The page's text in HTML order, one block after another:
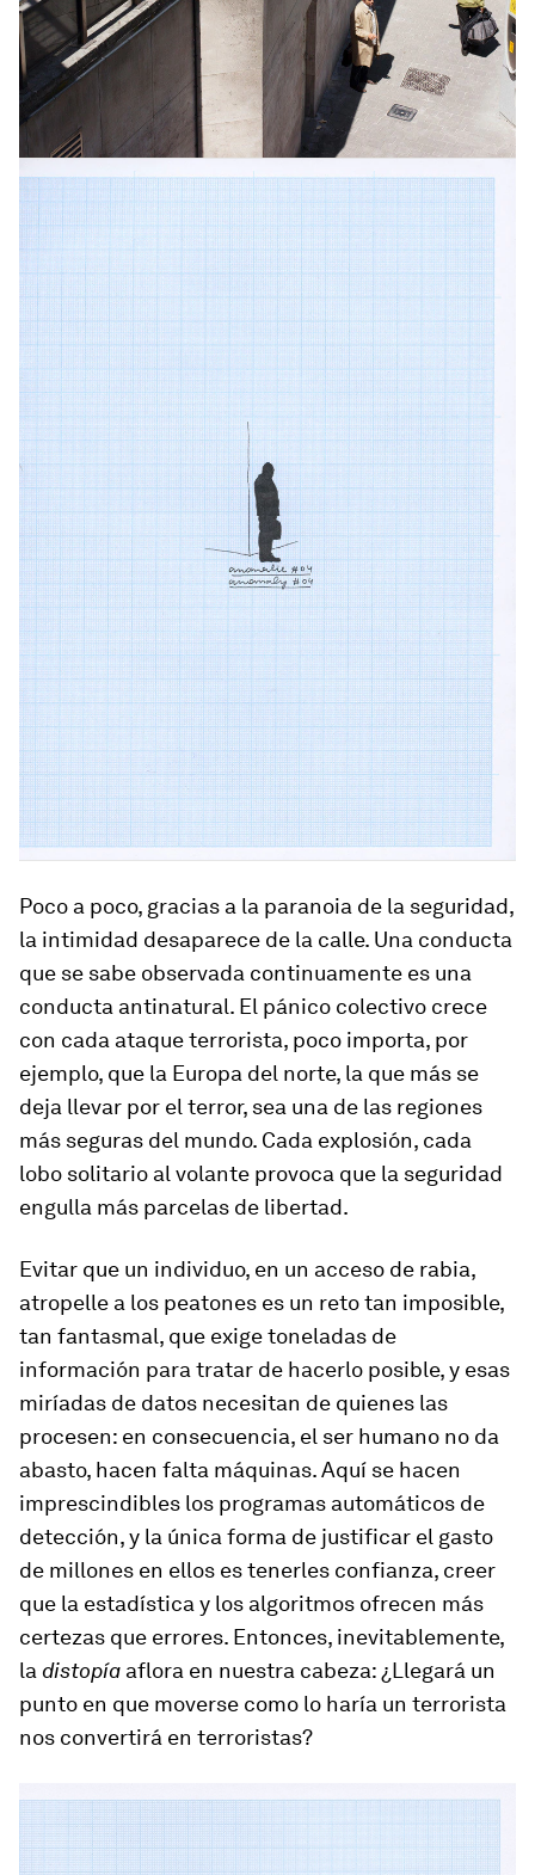
Poco a poco, gracias a la paranoia de la seguridad,
la intimidad desaparece de la calle. Una conducta
que se sabe observada continuamente es una
conducta antinatural. El pánico colectivo crece
con cada ataque terrorista, poco importa, por
ejemplo, que la Europa del norte, la que más se
deja llevar por el terror, sea una de las regiones
más seguras del mundo. Cada explosión, cada
lobo solitario al volante provoca que la seguridad
engulla más parcelas de libertad.
Evitar que un individuo, en un acceso de rabia,
atropelle a los peatones es un reto tan imposible,
tan fantasmal, que exige toneladas de
información para tratar de hacerlo posible, y esas
miríadas de datos necesitan de quienes las
procesen: en consecuencia, el ser humano no da
abasto, hacen falta máquinas. Aquí se hacen
imprescindibles los programas automáticos de
detección, y la única forma de justificar el gasto
de millones en ellos es tenerles confianza, creer
que la estadística y los algoritmos ofrecen más
certezas que errores. Entonces, inevitablemente,
la distopía aflora en nuestra cabeza: ¿Llegará un
punto en que moverse como lo haría un terrorista
nos convertirá en terroristas?